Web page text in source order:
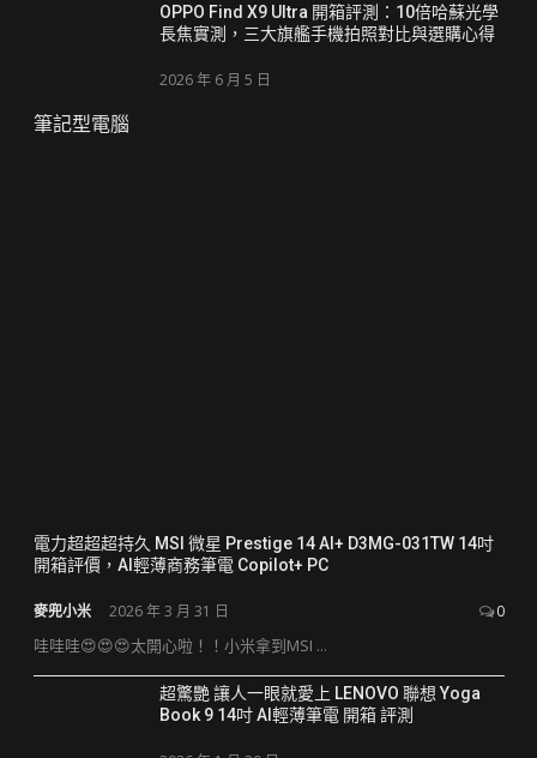
OPPO Find X9 Ultra 開箱評測：10倍哈蘇光學
長焦實測，三大旗艦手機拍照對比與選購心得
2026 年 6 月 5 日
筆記型電腦
電力超超超持久 MSI 微星 Prestige 14 AI+ D3MG-031TW 14吋
開箱評價，AI輕薄商務筆電 Copilot+ PC
麥兜小米 2026 年 3 月 31 日 0
哇哇哇😍😍😍太開心啦！！小米拿到MSI ...
超驚艷 讓人一眼就愛上 LENOVO 聯想 Yoga
Book 9 14吋 AI輕薄筆電 開箱 評測